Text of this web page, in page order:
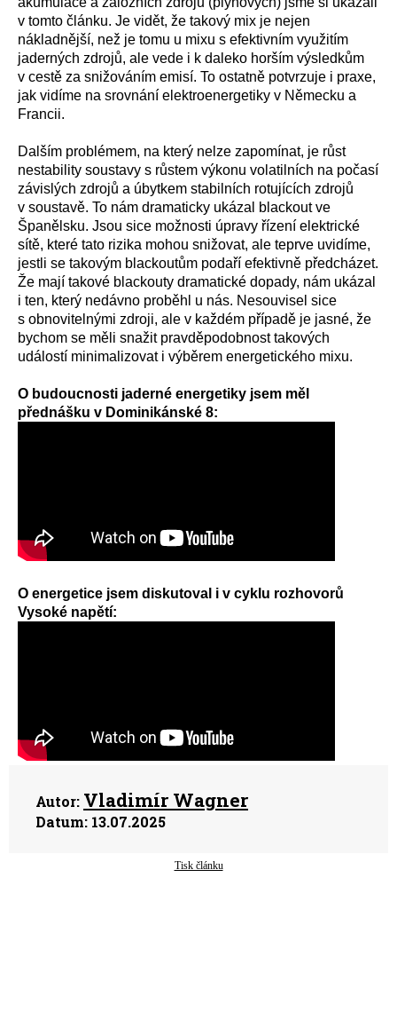
v tomto článku. Je vidět, že takový mix je nejen
nákladnější, než je tomu u mixu s efektivním využitím
jaderných zdrojů, ale vede i k daleko horším výsledkům
v cestě za snižováním emisí. To ostatně potvrzuje i praxe,
jak vidíme na srovnání elektroenergetiky v Německu a
Francii.
Dalším problémem, na který nelze zapomínat, je růst
nestability soustavy s růstem výkonu volatilních na počasí
závislých zdrojů a úbytkem stabilních rotujících zdrojů
v soustavě. To nám dramaticky ukázal blackout ve
Španělsku. Jsou sice možnosti úpravy řízení elektrické
sítě, které tato rizika mohou snižovat, ale teprve uvidíme,
jestli se takovým blackoutům podaří efektivně předcházet.
Že mají takové blackouty dramatické dopady, nám ukázal
i ten, který nedávno proběhl u nás. Nesouvisel sice
s obnovitelnými zdroji, ale v každém případě je jasné, že
bychom se měli snažit pravděpodobnost takových
událostí minimalizovat i výběrem energetického mixu.
O budoucnosti jaderné energetiky jsem měl
přednášku v Dominikánské 8:
O energetice jsem diskutoval i v cyklu rozhovorů
Vysoké napětí:
Autor: Vladimír Wagner
Datum: 13.07.2025
Tisk článku